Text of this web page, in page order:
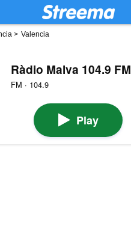
> Valencia
Ràdio Malva 104.9 FM
FM · 104.9
Play